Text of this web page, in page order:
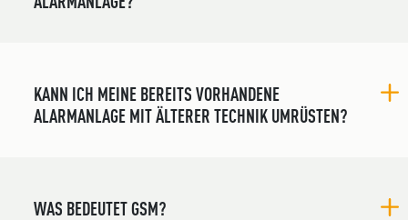
KANN ICH MEINE BEREITS VORHANDENE
ALARMANLAGE MIT ÄLTERER TECHNIK UMRÜSTEN?
WAS BEDEUTET GSM?